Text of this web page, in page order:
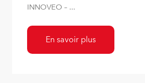
INNOVEO – ...
En savoir plus